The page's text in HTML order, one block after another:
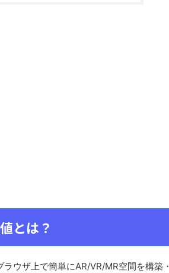
とは？
ウザ上で簡単にAR/VR/MR空間を構築・